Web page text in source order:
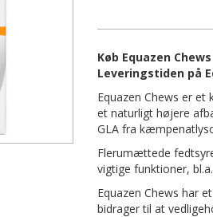
Køb Equazen
Leveringstiden på
Equazen Chews er
et naturligt højere
GLA fra
Flerumættede
vigtige funktioner,
Equazen Chews har
bidrager til at